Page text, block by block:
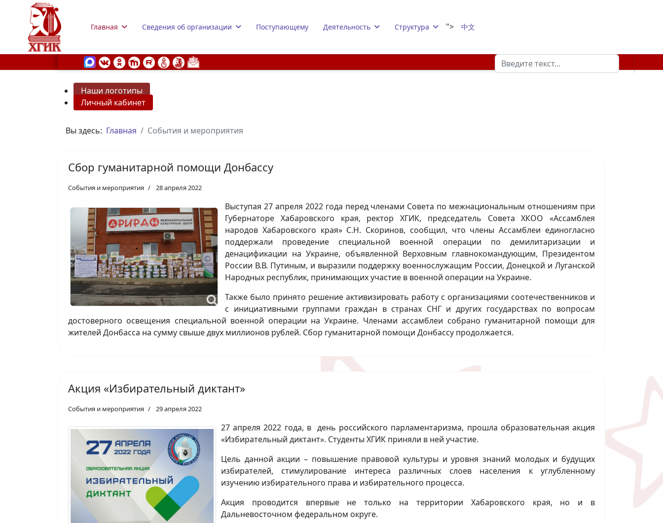
Главная Сведения об организации Поступающему Деятельность Структура "> 中文
Поиск
Наши логотипы
Личный кабинет
Вы здесь: Главная События и мероприятия
Сбор гуманитарной помощи Донбассу
События и мероприятия 28 апреля 2022
Выступая 27 апреля 2022 года перед членами Совета по межнациональным отношениям при
Губернаторе Хабаровского края, ректор ХГИК, председатель Совета ХКОО «Ассамблея
народов Хабаровского края» С.Н. Скоринов, сообщил, что члены Ассамблеи единогласно
поддержали проведение специальной военной операции по демилитаризации и
денацификации на Украине, объявленной Верховным главнокомандующим, Президентом
России В.В. Путиным, и выразили поддержку военнослужащим России, Донецкой и Луганской
Народных республик, принимающих участие в военной операции на Украине.
Также было принято решение активизировать работу с организациями соотечественников и
с инициативными группами граждан в странах СНГ и других государствах по вопросам
достоверного освещения специальной военной операции на Украине. Членами ассамблеи собрано гуманитарной помощи для
жителей Донбасса на сумму свыше двух миллионов рублей. Сбор гуманитарной помощи Донбассу продолжается.
Акция «Избирательный диктант»
События и мероприятия 29 апреля 2022
27 апреля 2022 года, в день российского парламентаризма, прошла образовательная акция
«Избирательный диктант». Студенты ХГИК приняли в ней участие.
Цель данной акции – повышение правовой культуры и уровня знаний молодых и будущих
избирателей, стимулирование интереса различных слоев населения к углубленному
изучению избирательного права и избирательного процесса.
Акция проводится впервые не только на территории Хабаровского края, но и в
Дальневосточном федеральном округе.